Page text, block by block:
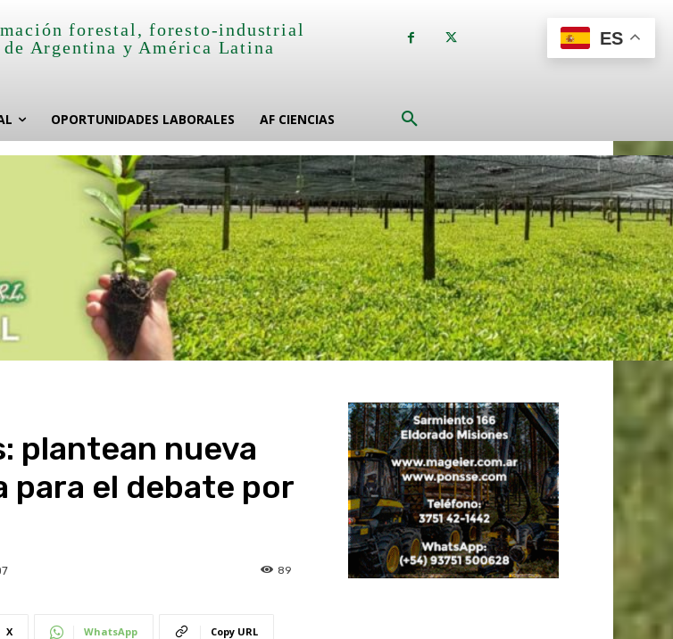
forestal, foresto-industrial
Argentina y América Latina
OPORTUNIDADES LABORALES AF CIENCIAS
plantean nueva
para el debate por
89
X WhatsApp Copy URL
ES